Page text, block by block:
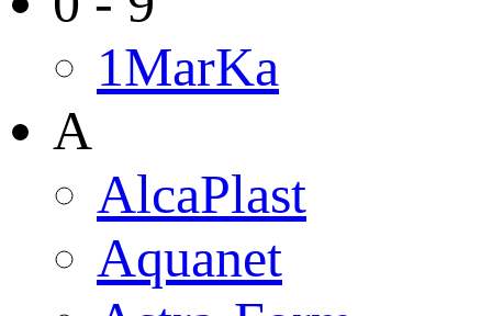
1MarKa
A
AlcaPlast
Aquanet